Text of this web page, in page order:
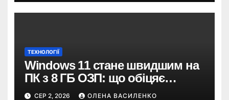
ТЕХНОЛОГІЇ
Windows 11 стане швидшим на
ПК з 8 ГБ ОЗП: що обіцяє
Microsoft
СЕР 2, 2026 ОЛЕНА ВАСИЛЕНКО